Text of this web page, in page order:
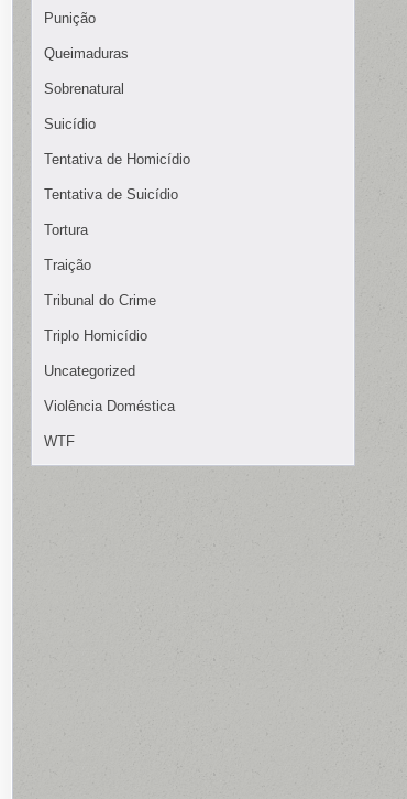
Punição
Queimaduras
Sobrenatural
Suicídio
Tentativa de Homicídio
Tentativa de Suicídio
Tortura
Traição
Tribunal do Crime
Triplo Homicídio
Uncategorized
Violência Doméstica
WTF